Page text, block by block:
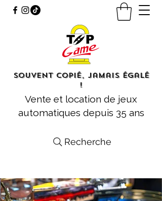
Souvent copié, jamais égalé
!
Vente et location de jeux
automatiques depuis 35 ans
Recherche